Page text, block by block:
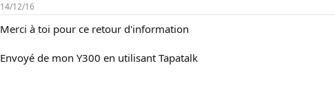
14/12/16
Merci à toi pour ce retour d'information
Envoyé de mon Y300 en utilisant Tapatalk